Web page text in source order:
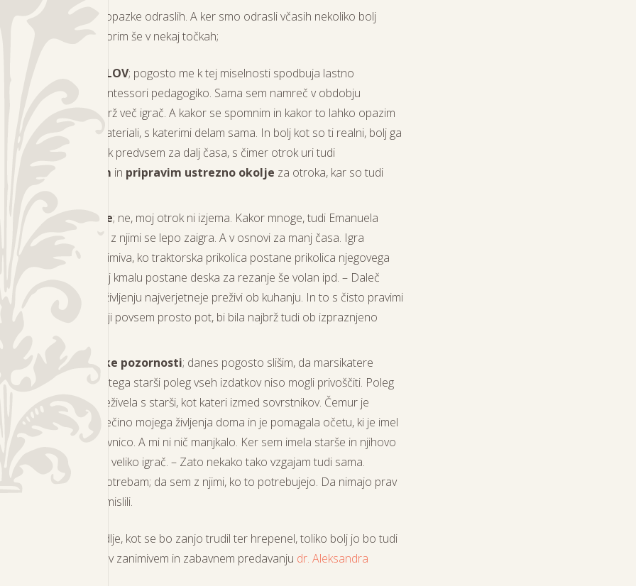
opazke odraslih. A ker smo odrasli včasih nekoliko bolj
naj odgovorim še v nekaj točkah;
več MATERIALOV; pogosto me k tej miselnosti spodbuja lastno
in delo v vrtcu z montessori pedagogiko. Sama sem namreč v obdobju
starosti imela najbrž več igrač. A kakor se spomnim in kakor to lahko opazim
ga zanimajo materiali, s katerimi delam sama. In bolj kot so ti realni, bolj ga
Ne samo bolj, ampak predvsem za dalj časa, s čimer otrok uri tudi
opazujem in pripravim ustrezno okolje za otroka, kar so tudi
domišljije; ne, moj otrok ni izjema. Kakor mnoge, tudi Emanuela
pisane igrače. In tudi z njimi se lepo zaigra. A v osnovi za manj časa. Igra
veliko bolj zanimiva, ko traktorska prikolica postane prikolica njegovega
(ki je navaden stol). Kaj kmalu postane deska za rezanje še volan ipd. – Daleč
pa v vsem svojem življenju najverjetneje preživi ob kuhanju. In to s čisto pravimi
bi pustila domišljiji povsem prosto pot, bi bila najbrž tudi ob izpraznjeno
ZA več starševske pozornosti; danes pogosto slišim, da marsikatere
nisem imela, ker si tega starši poleg vseh izdatkov niso mogli privoščiti. Poleg
veliko več časa preživela s starši, kot kateri izmed sovrstnikov. Čemur je
to, da je bila mama večino mojega življenja doma in je pomagala očetu, ki je imel
doma čevljarsko delavnico. A mi ni nič manjkalo. Ker sem imela starše in njihovo
In vseeno kljub vsemu veliko igrač. – Zato nekako tako vzgajam tudi sama.
sledim otrokovim potrebam; da sem z njimi, ko to potrebujejo. Da nimajo prav
bi si momentalno zamislili.
želja realna in dlje, kot se bo zanjo trudil ter hrepenel, toliko bolj jo bo tudi
pa lahko prisluhnete v zanimivem in zabavnem predavanju dr. Aleksandra